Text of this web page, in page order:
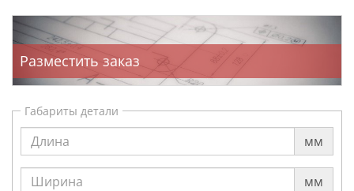
Разместить заказ
Габариты детали
мм
мм